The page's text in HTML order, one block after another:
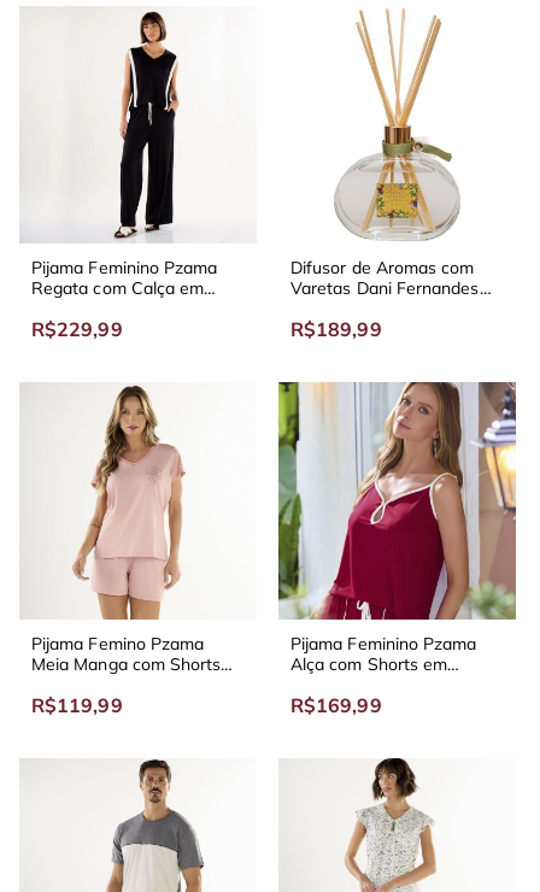
Pijama Feminino Pzama
Regata com Calça em
R$229,99
Difusor de Aromas com
Varetas Dani Fernandes
300ml
R$189,99
Pijama Femino Pzama
Meia Manga com Shorts
Dalia
R$119,99
Pijama Feminino Pzama
Alça com Shorts em
R$169,99